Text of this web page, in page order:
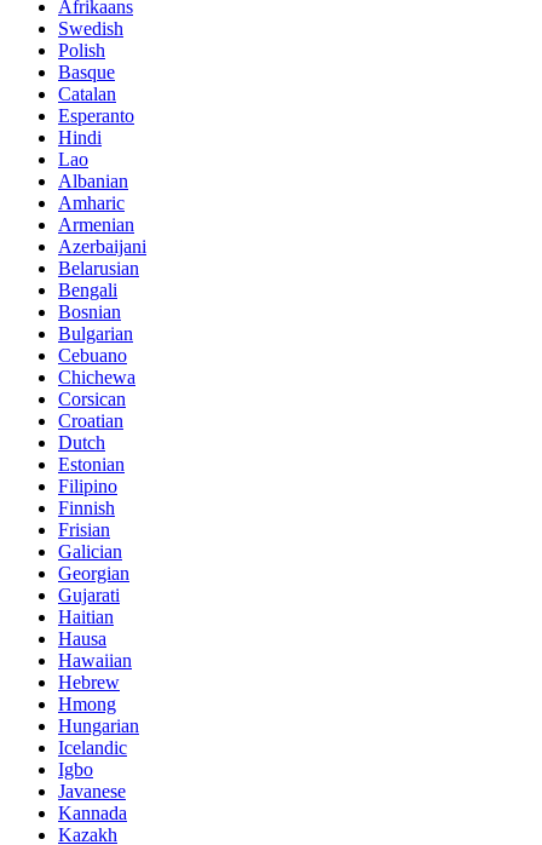
Afrikaans
Swedish
Polish
Basque
Catalan
Esperanto
Hindi
Lao
Albanian
Amharic
Armenian
Azerbaijani
Belarusian
Bengali
Bosnian
Bulgarian
Cebuano
Chichewa
Corsican
Croatian
Dutch
Estonian
Filipino
Finnish
Frisian
Galician
Georgian
Gujarati
Haitian
Hausa
Hawaiian
Hebrew
Hmong
Hungarian
Icelandic
Igbo
Javanese
Kannada
Kazakh